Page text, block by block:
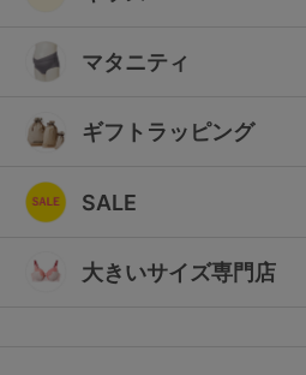
マタニティ
ギフトラッピング
SALE
大きいサイズ専門店